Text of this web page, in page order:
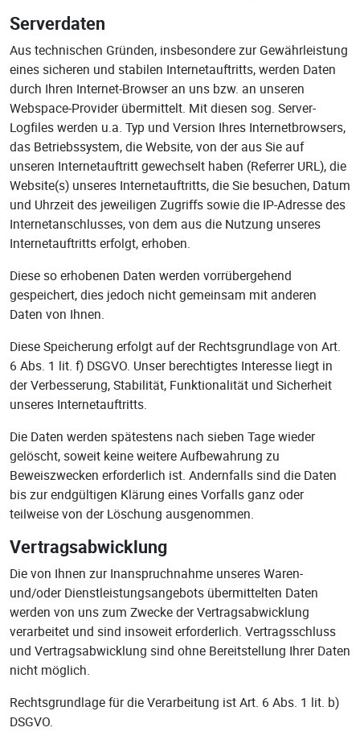
Serverdaten
Aus technischen Gründen, insbesondere zur Gewährleistung
eines sicheren und stabilen Internetauftritts, werden Daten
durch Ihren Internet-Browser an uns bzw. an unseren
Webspace-Provider übermittelt. Mit diesen sog. Server-
Logfiles werden u.a. Typ und Version Ihres Internetbrowsers,
das Betriebssystem, die Website, von der aus Sie auf
unseren Internetauftritt gewechselt haben (Referrer URL), die
Website(s) unseres Internetauftritts, die Sie besuchen, Datum
und Uhrzeit des jeweiligen Zugriffs sowie die IP-Adresse des
Internetanschlusses, von dem aus die Nutzung unseres
Internetauftritts erfolgt, erhoben.
Diese so erhobenen Daten werden vorrübergehend
gespeichert, dies jedoch nicht gemeinsam mit anderen
Daten von Ihnen.
Diese Speicherung erfolgt auf der Rechtsgrundlage von Art.
6 Abs. 1 lit. f) DSGVO. Unser berechtigtes Interesse liegt in
der Verbesserung, Stabilität, Funktionalität und Sicherheit
unseres Internetauftritts.
Die Daten werden spätestens nach sieben Tage wieder
gelöscht, soweit keine weitere Aufbewahrung zu
Beweiszwecken erforderlich ist. Andernfalls sind die Daten
bis zur endgültigen Klärung eines Vorfalls ganz oder
teilweise von der Löschung ausgenommen.
Vertragsabwicklung
Die von Ihnen zur Inanspruchnahme unseres Waren-
und/oder Dienstleistungsangebots übermittelten Daten
werden von uns zum Zwecke der Vertragsabwicklung
verarbeitet und sind insoweit erforderlich. Vertragsschluss
und Vertragsabwicklung sind ohne Bereitstellung Ihrer Daten
nicht möglich.
Rechtsgrundlage für die Verarbeitung ist Art. 6 Abs. 1 lit. b)
DSGVO.